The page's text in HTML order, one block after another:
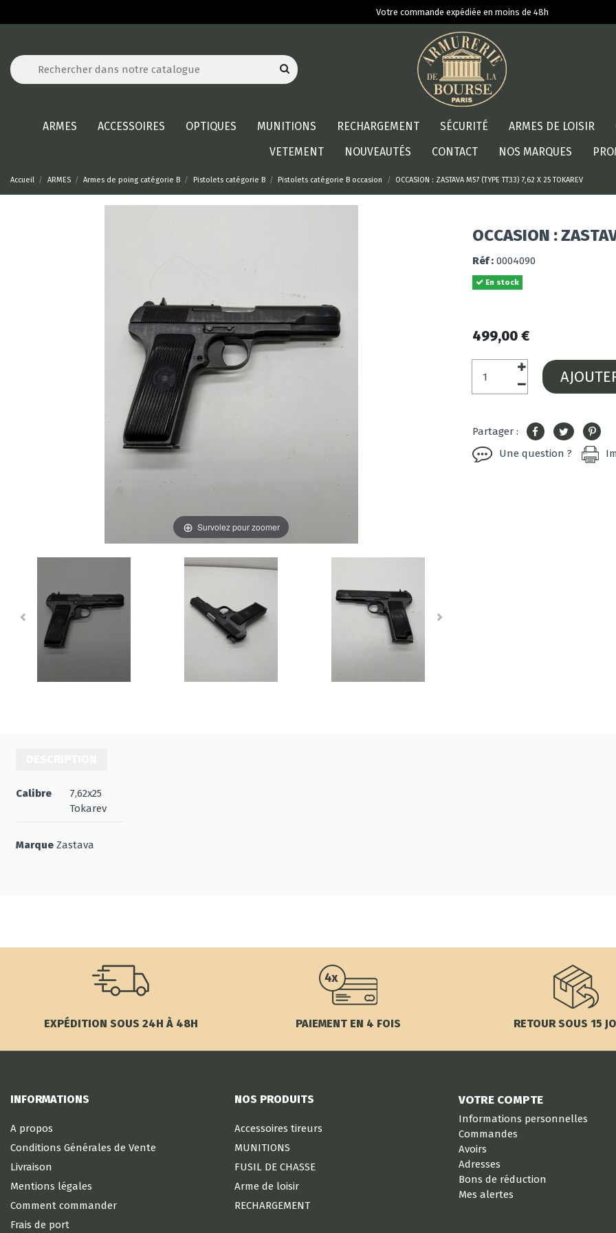
Votre commande expédiée en moins de 48h
ARMES ACCESSOIRES OPTIQUES MUNITIONS RECHARGEMENT SÉCURITÉ ARMES DE LOISIR
VETEMENT
NOUVEAUTÉS CONTACT NOS MARQUES
Accueil ARMES Armes de poing catégorie B Pistolets catégorie B Pistolets catégorie B occasion OCCASION : ZASTAVA M57 (TYPE TT33) 7,62 X 25 TOKAREV
Survolez pour zoomer
OCCASION :
Réf : 0004090
En stock
499,00 €
Partager :
Une question ?
Calibre
7,62x25
Tokarev
Marque Zastava
EXPÉDITION SOUS 24H À 48H PAIEMENT EN 4 FOIS RETOUR SOUS 15
INFORMATIONS
A propos
Conditions Générales de Vente
Livraison
Mentions légales
Comment commander
Frais de port
NOS PRODUITS
Accessoires tireurs
MUNITIONS
FUSIL DE CHASSE
Arme de loisir
RECHARGEMENT
VOTRE COMPTE
Informations personnelles
Commandes
Avoirs
Adresses
Bons de réduction
Mes alertes